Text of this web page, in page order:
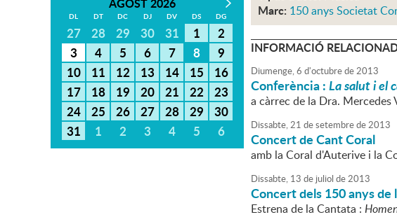
DL DT DC DJ DV DS DG
27 28 29 30 31 1
2
3
4 5 6 7 8
9
10
11 12 13 14 15
16
17
18 19 20 21 22
23
24
25 26 27 28 29
30
31
1 2 3 4 5 6
Marc: 150 anys Societat
INFORMACIÓ
Diumenge,6 d'octubrede2013
Conferència :La salut i el
a càrrec de la Dra. Mercedes
Dissabte,21 desetembrede2013
Concert de Cant Coral
amb la Coral d'Auterive i la
Dissabte, 13 de juliol de2013
Concert dels 150 anys de
Estrena de la Cantata :